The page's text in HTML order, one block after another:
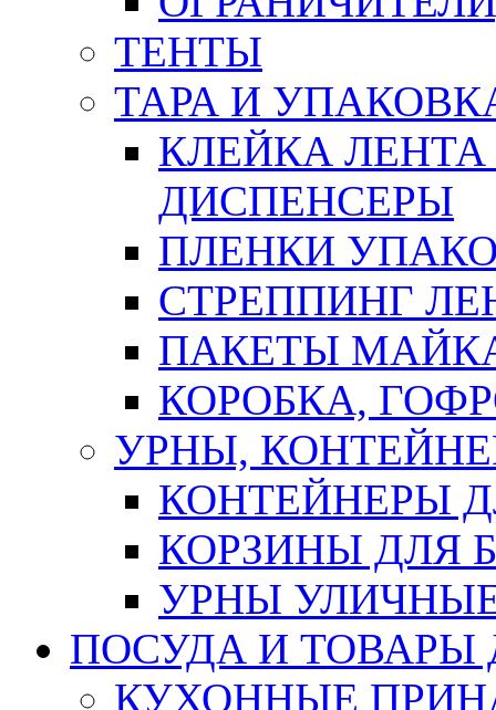
ТЕНТЫ
ТАРА И
КЛЕЙКА
ДИСПЕНСЕРЫ
ПЛЕНКИ
СТРЕППИНГ
ПАКЕТЫ
КОРОБКА,
УРНЫ,
КОНТЕЙНЕРЫ
КОРЗИНЫ ДЛЯ
УРНЫ
ПОСУДА И ТОВАРЫ
КУХОННЫЕ